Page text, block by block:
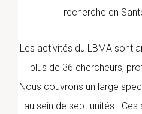
recherche en
Les activités du LBMA sont
plus de 36 chercheurs,
Nous couvrons un large
au sein de sept unités. Ces